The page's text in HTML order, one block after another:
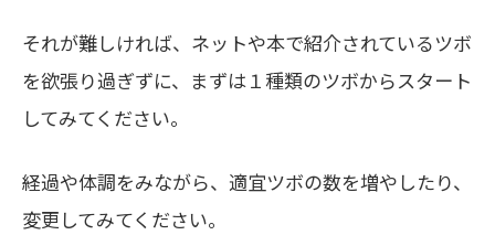
それが難しければ、ネットや本で紹介されているツボ
を欲張り過ぎずに、まずは１種類のツボからスタート
してみてください。
経過や体調をみながら、適宜ツボの数を増やしたり、
変更してみてください。